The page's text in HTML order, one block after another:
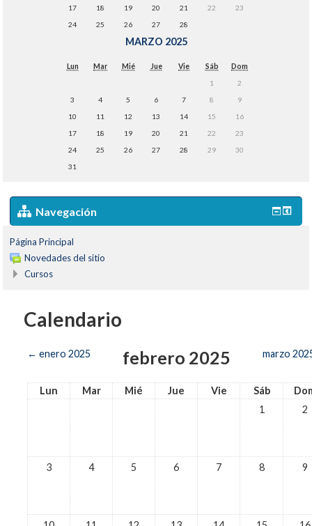
17
18 19 20 21 22
23
24
25 26 27 28
MARZO 2025
Lun Mar Mié Jue Vie Sáb
Dom
1
2
3
4 5 6 7 8
9
10
11 12 13 14 15
16
17
18 19 20 21 22
23
24
25 26 27 28 29
30
31
Navegación
Página Principal
Novedades del sitio
Cursos
Calendario
← enero 2025 febrero 2025 marzo
Lun Mar Mié Jue Vie Sáb
1
2
3 4 5 6 7 8 9